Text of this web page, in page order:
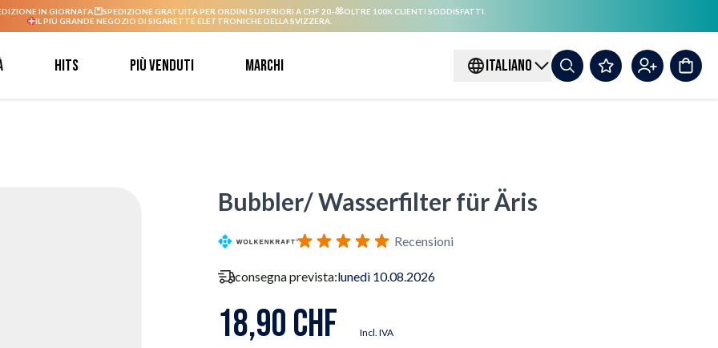
IN GIORNATA. SPEDIZIONE GRATUITA PER ORDINI SUPERIORI A CHF 20.-
OLTRE 100K CLIENTI SODDISFATTI.
IL PIÙ GRANDE NEGOZIO DI SIGARETTE ELETTRONICHE DELLA SVIZZERA.
Hits Più venduti Marchi ITALIANO
Bubbler/ Wasserfilter für Äris
Recensioni
consegna prevista:lunedì 10.08.2026
18,90 CHF Incl. IVA